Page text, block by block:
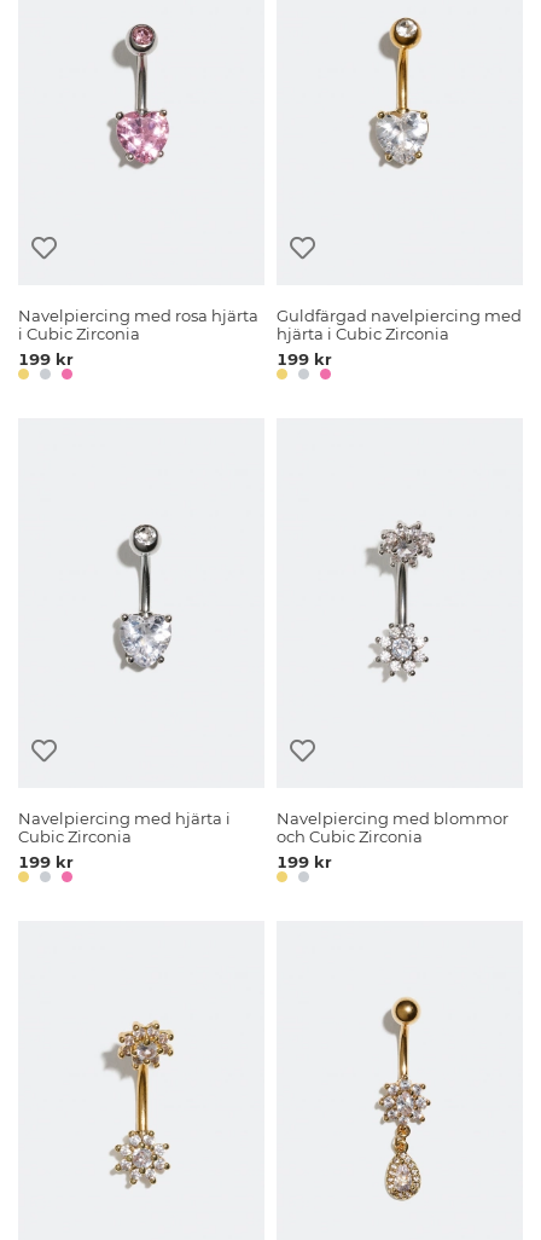
Navelpiercing med rosa hjärta
i Cubic Zirconia
199 kr
Guldfärgad navelpiercing med
hjärta i Cubic Zirconia
199 kr
Navelpiercing med hjärta i
Cubic Zirconia
199 kr
Navelpiercing med blommor
och Cubic Zirconia
199 kr